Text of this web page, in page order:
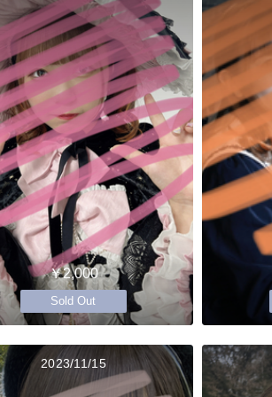
￥2,000
Sold Out
2023/11/15